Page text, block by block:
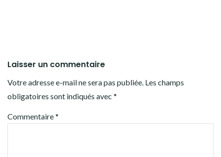
Laisser un commentaire
Votre adresse e-mail ne sera pas publiée. Les champs
obligatoires sont indiqués avec *
Commentaire*